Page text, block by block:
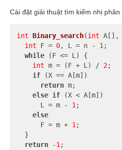
Cài đặt giải thuật tìm kiếm nhị phân
int Binary_search(int A[],
int F = 0, L = n - 1;
while (F <= L) {
int m = (F + L) / 2;
if (X == A[m])
return m;
else if (X < A[m])
      L = m -
1;
else
      F = m +
1;
  }
return
-1;